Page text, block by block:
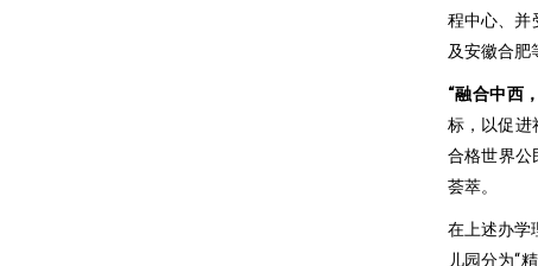
程中心、并
及安徽合肥
“融合中西
标，以促进
合格世界公
荟萃。
在上述办学
儿园分为“